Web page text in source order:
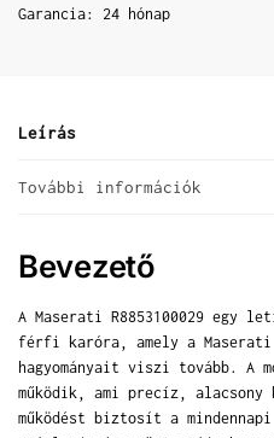
Garancia: 24 hónap
Leírás
További információk
Bevezető
A Maserati R8853100029 egy
férfi karóra, amely a Maserati
hagyományait viszi tovább. A
működik, ami precíz,
működést biztosít a